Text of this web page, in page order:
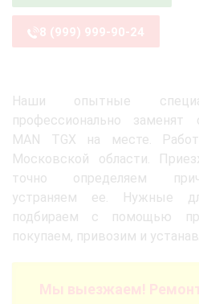
8 (999) 999-90-24
Наши опытные
профессионально заменят
MAN TGX на месте.
Московской области.
точно определяем
устраняем ее. Нужные
подбираем с помощью
покупаем, привозим и
Мы выезжаем!